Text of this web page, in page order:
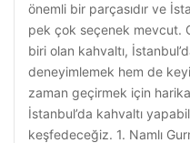
önemli bir parçasıdır ve
pek çok seçenek mevcut.
biri olan kahvaltı,
deneyimlemek hem de
zaman geçirmek için
İstanbul’da kahvaltı
keşfedeceğiz. 1. Namlı